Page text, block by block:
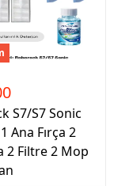
S7/S7 Sonic
Ana Fırça 2
2 Filtre 2 Mop